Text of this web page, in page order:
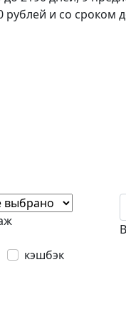
и со сроком
кэшбэк